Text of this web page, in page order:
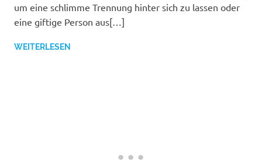
um eine schlimme Trennung hinter sich zu lassen oder
eine giftige Person aus[…]
WEITERLESEN